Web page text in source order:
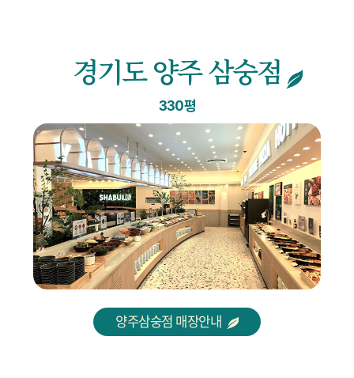
경기도 양주 삼숭점
330평
양주삼숭점 매장안내